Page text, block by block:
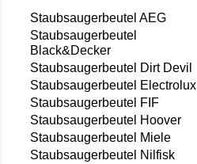
Staubsaugerbeutel AEG
Staubsaugerbeutel
Black&Decker
Staubsaugerbeutel Dirt Devil
Staubsaugerbeutel Electrolux
Staubsaugerbeutel FIF
Staubsaugerbeutel Hoover
Staubsaugerbeutel Miele
Staubsaugerbeutel Nilfisk